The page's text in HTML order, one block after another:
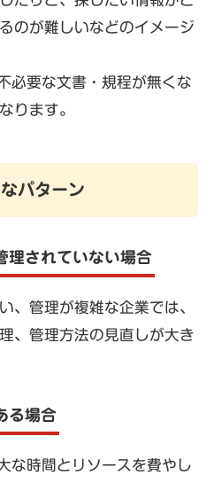
のが難しいなどのイメージ
必要な文書・規程が無くな
ります。
パターン
されていない場合
、管理が複雑な企業では、
、管理方法の見直しが大き
る場合
な時間とリソースを費やし